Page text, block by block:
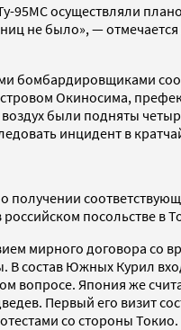
95МС осуществляли
не было», —
бомбардировщиками
Окиносима,
были подняты
инцидент в
посольстве в
мирного договора со
состав Южных Курил
вопросе. Япония же
Первый его визит
со стороны Токио.